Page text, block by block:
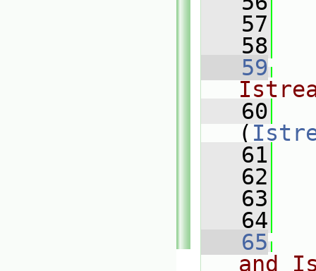
   57
   58
   59
   60
(
   61
   62
   63
   64
   65
and